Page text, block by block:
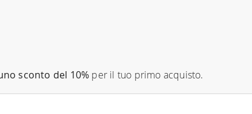
sconto del 10% per il tuo primo acquisto.